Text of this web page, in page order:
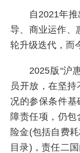
自2021年推出
导、商业运作、
轮升级迭代，而
2025版“沪惠
员开放，在坚
况的参保条件
障责任项，仍
险金(包括自费
目录)，责任二